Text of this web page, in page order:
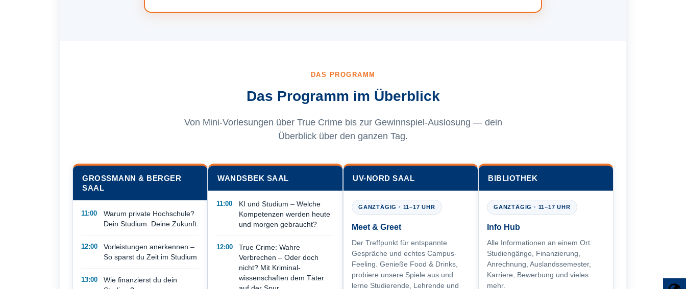
DAS PROGRAMM
Das Programm im Überblick
Von Mini-Vorlesungen über True Crime bis zur Gewinnspiel-Auslosung — dein
Überblick über den ganzen Tag.
GROSSMANN & BERGER
SAAL
11:00
Warum private Hochschule?
Dein Studium. Deine Zukunft.
12:00
Vorleistungen anerkennen –
So sparst du Zeit im Studium
13:00
Wie finanzierst du dein
WANDSBEK SAAL
11:00
KI und Studium – Welche
Kompetenzen werden heute
und morgen gebraucht?
12:00
True Crime: Wahre
Verbrechen – Oder doch
nicht? Mit Kriminal­
wissenschaften dem Täter
UV-NORD SAAL
GANZTÄGIG · 11–17 UHR
Meet & Greet
Der Treffpunkt für entspannte
Gespräche und echtes Campus-
Feeling. Genieße Food & Drinks,
probiere unsere Spiele aus und
lerne Studierende, Lehrende und
BIBLIOTHEK
GANZTÄGIG · 11–17 UHR
Info Hub
Alle Informationen an einem Ort:
Studiengänge, Finanzierung,
Anrechnung, Auslandssemester,
Karriere, Bewerbung und vieles
mehr.